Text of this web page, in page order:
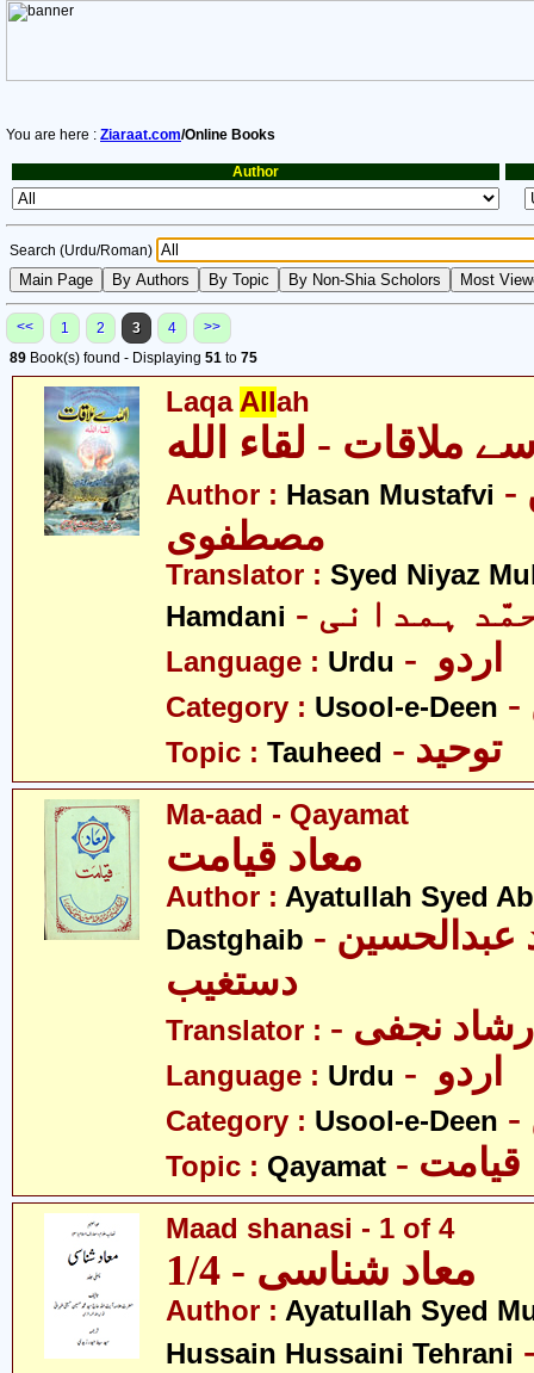
You are here : Ziaraat.com/Online Books
Author
Search (Urdu/Roman)
<< 1 2 3 4
>>
89 Book(s) found - Displaying 51 to 75
Laqa Allah
Author : Hasan Mustafvi - حسن
مصطفوی
Translator : Syed Niyaz
Hamdani
Language : Urdu
Category : Usool-e-Deen
Topic : Tauheed - توحید
Ma-aad - Qayamat
Author : Ayatullah Syed
Dastghaib - آیت اللہ سیّد عبدالحسین
دستغیب
Translator : نجفی
Language : Urdu
Category : Usool-e-Deen
Topic : Qayamat - قیامت
Maad shanasi - 1 of 4
معاد شناسی - 1/4
Author : Ayatullah Syed
Hussain Hussaini Tehrani